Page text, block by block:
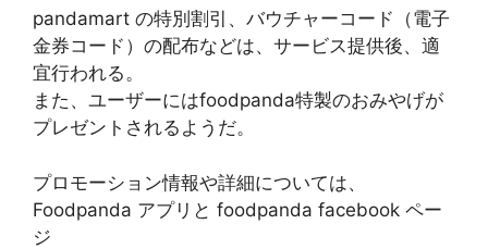
pandamart の特別割引、バウチャーコード（電子
金券コード）の配布などは、サービス提供後、適
宜行われる。
また、ユーザーにはfoodpanda特製のおみやげが
プレゼントされるようだ。
プロモーション情報や詳細については、
Foodpanda アプリと foodpanda facebook ペー
ジ